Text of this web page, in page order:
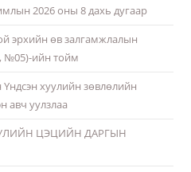
2026 оны 8 дахь дугаар
эрхийн өв залгамжлалын
№05)-ийн тойм
хуулийн зөвлөлийн
авч уулзлаа
ЦЭЦИЙН ДАРГЫН